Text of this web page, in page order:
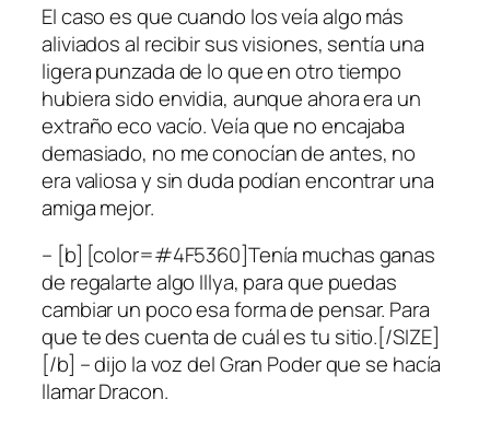
El caso es que cuando los veía algo más
aliviados al recibir sus visiones, sentía una
ligera punzada de lo que en otro tiempo
hubiera sido envidia, aunque ahora era un
extraño eco vacío. Veía que no encajaba
demasiado, no me conocían de antes, no
era valiosa y sin duda podían encontrar una
amiga mejor.
– [b] [color=#4F5360]Tenía muchas ganas
de regalarte algo Illya, para que puedas
cambiar un poco esa forma de pensar. Para
que te des cuenta de cuál es tu sitio.[/SIZE]
[/b] – dijo la voz del Gran Poder que se hacía
llamar Dracon.